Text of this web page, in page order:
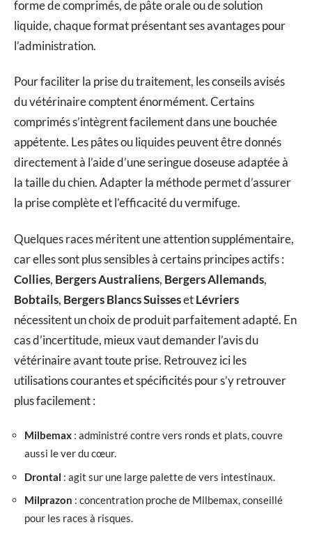
forme de comprimés, de pâte orale ou de solution
liquide, chaque format présentant ses avantages pour
l’administration.
Pour faciliter la prise du traitement, les conseils avisés
du vétérinaire comptent énormément. Certains
comprimés s’intègrent facilement dans une bouchée
appétente. Les pâtes ou liquides peuvent être donnés
directement à l’aide d’une seringue doseuse adaptée à
la taille du chien. Adapter la méthode permet d’assurer
la prise complète et l’efficacité du vermifuge.
Quelques races méritent une attention supplémentaire,
car elles sont plus sensibles à certains principes actifs :
Collies, Bergers Australiens, Bergers Allemands,
Bobtails, Bergers Blancs SuissesetLévriers
nécessitent un choix de produit parfaitement adapté. En
cas d’incertitude, mieux vaut demander l’avis du
vétérinaire avant toute prise. Retrouvez ici les
utilisations courantes et spécificités pour s’y retrouver
plus facilement :
Milbemax : administré contre vers ronds et plats, couvre
aussi le ver du cœur.
Drontal : agit sur une large palette de vers intestinaux.
Milprazon : concentration proche de Milbemax, conseillé
pour les races à risques.